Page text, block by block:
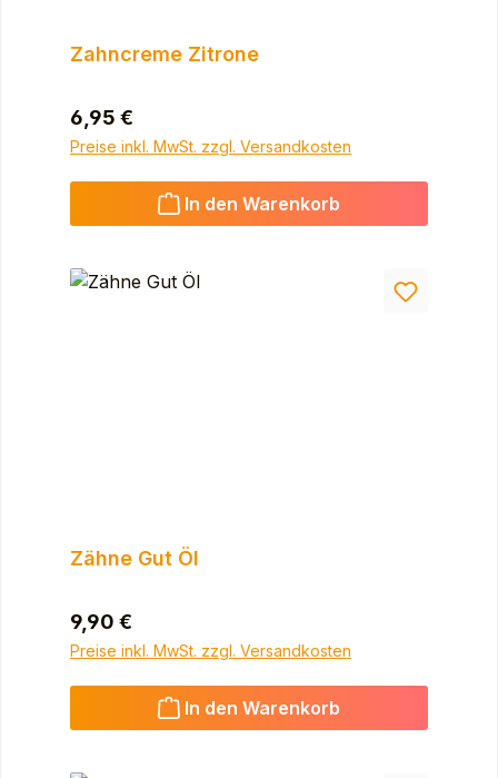
Zahncreme Zitrone
Regulärer Preis:
6,95 €
Preise inkl. MwSt. zzgl. Versandkosten
In den Warenkorb
Zähne Gut Öl
Regulärer Preis:
9,90 €
Preise inkl. MwSt. zzgl. Versandkosten
In den Warenkorb